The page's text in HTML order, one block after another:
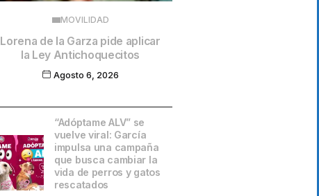
MOVILIDAD
Lorena de la Garza pide aplicar
la Ley Antichoquecitos
Agosto 6, 2026
“Adóptame ALV” se
vuelve viral: García
impulsa una campaña
que busca cambiar la
vida de perros y gatos
rescatados